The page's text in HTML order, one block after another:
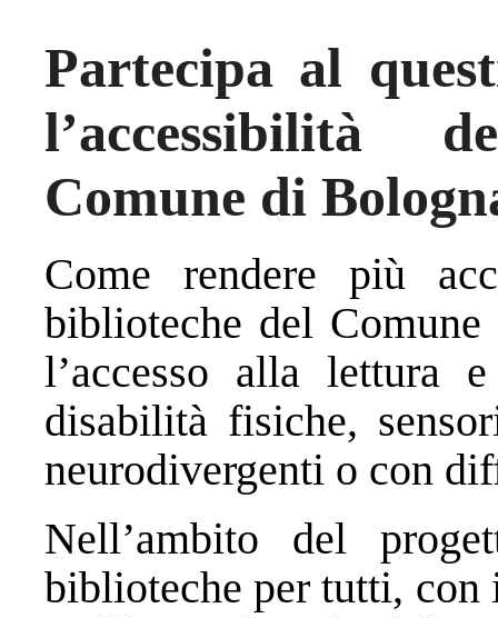
Partecipa al
l’accessibilità
Comune di
Come rendere più
biblioteche del
l’accesso alla lettura
disabilità fisiche,
neurodivergenti o con
Nell’ambito del
biblioteche per tutti,